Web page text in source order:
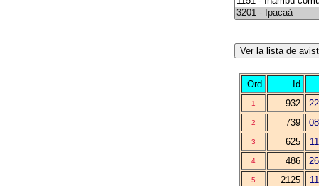
Ord Id
1 932
2 739
3 625
4 486
5 2125